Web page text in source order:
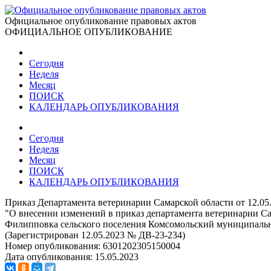
Официальное опубликование правовых актов
ОФИЦИАЛЬНОЕ ОПУБЛИКОВАНИЕ
Сегодня
Неделя
Месяц
ПОИСК
КАЛЕНДАРЬ ОПУБЛИКОВАНИЯ
Сегодня
Неделя
Месяц
ПОИСК
КАЛЕНДАРЬ ОПУБЛИКОВАНИЯ
Приказ Департамента ветеринарии Самарской области от
"О внесении изменений в приказ департамента ветеринарии
Филипповка сельского поселения Комсомольский
(Зарегистрирован 12.05.2023 № ДВ-23-234)
Номер опубликования: 6301202305150004
Дата опубликования: 15.05.2023